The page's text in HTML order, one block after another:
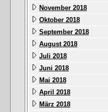
November 2018
Oktober 2018
September 2018
August 2018
Juli 2018
Juni 2018
Mai 2018
April 2018
März 2018